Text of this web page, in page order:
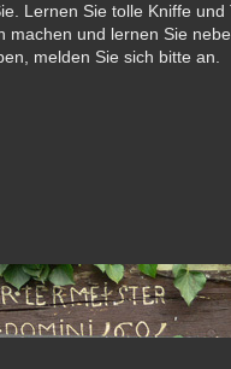
Lernen Sie tolle Kniffe und
machen und lernen Sie
melden Sie sich bitte an.